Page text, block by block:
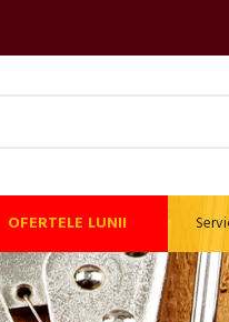
OFERTELE LUNII